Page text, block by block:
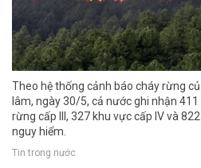
Theo hệ thống cảnh báo cháy rừng
lâm, ngày 30/5, cả nước ghi nhận
rừng cấp III, 327 khu vực cấp IV và
nguy hiểm.
Tin trong nước